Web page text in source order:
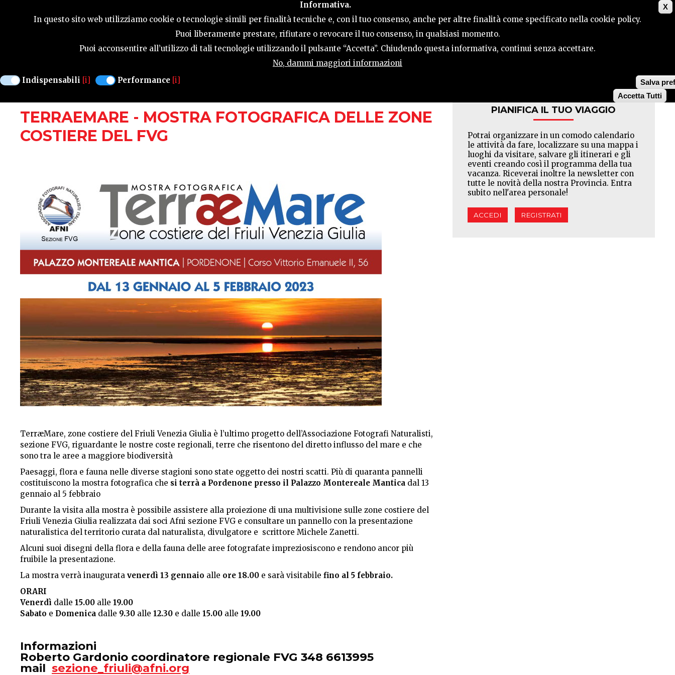
X
Informativa.
In questo sito web utilizziamo cookie o tecnologie simili per finalità tecniche e, con il tuo consenso, anche per altre finalità come specificato nella cookie policy.
Puoi liberamente prestare, rifiutare o revocare il tuo consenso, in qualsiasi momento.
Puoi acconsentire all’utilizzo di tali tecnologie utilizzando il pulsante “Accetta”. Chiudendo questa informativa, continui senza accettare.
No, dammi maggiori informazioni
Indispensabili [i] Performance [i]
Salva
Accetta Tutti
GUIDA STAGIONALE COSA FARE OSPITALITÀ GUIDA UTILE CONTATTI CERCA
TERRAEMARE - MOSTRA FOTOGRAFICA DELLE ZONE
COSTIERE DEL FVG
TerræMare, zone costiere del Friuli Venezia Giulia è l’ultimo progetto dell’Associazione Fotografi Naturalisti,
sezione FVG, riguardante le nostre coste regionali, terre che risentono del diretto influsso del mare e che
sono tra le aree a maggiore biodiversità
Paesaggi, flora e fauna nelle diverse stagioni sono state oggetto dei nostri scatti. Più di quaranta pannelli
costituiscono la mostra fotografica che si terrà a Pordenone presso il Palazzo Montereale Mantica dal 13
gennaio al 5 febbraio
Durante la visita alla mostra è possibile assistere alla proiezione di una multivisione sulle zone costiere del
Friuli Venezia Giulia realizzata dai soci Afni sezione FVG e consultare un pannello con la presentazione
naturalistica del territorio curata dal naturalista, divulgatore e scrittore Michele Zanetti.
Alcuni suoi disegni della flora e della fauna delle aree fotografate impreziosiscono e rendono ancor più
fruibile la presentazione.
La mostra verrà inaugurata venerdì 13 gennaio alle ore 18.00 e sarà visitabile fino al 5 febbraio.
ORARI
Venerdì dalle 15.00 alle 19.00
Sabato e Domenica dalle 9.30 alle 12.30 e dalle 15.00 alle 19.00
Informazioni
Roberto Gardonio coordinatore regionale FVG 348 6613995
mail sezione_friuli@afni.org
PIANIFICA IL TUO VIAGGIO
Potrai organizzare in un comodo calendario
le attività da fare, localizzare su una mappa i
luoghi da visitare, salvare gli itinerari e gli
eventi creando così il programma della tua
vacanza. Riceverai inoltre la newsletter con
tutte le novità della nostra Provincia. Entra
subito nell'area personale!
ACCEDI REGISTRATI